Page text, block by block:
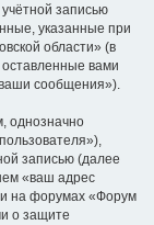
записью
указанные при
области» (в
вами
сообщения»).
однозначно
записью (далее
«ваш адрес
на форумах «Форум
о защите